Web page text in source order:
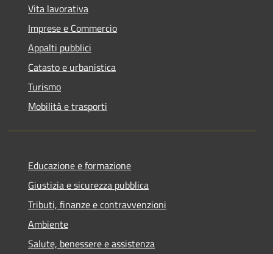
Vita lavorativa
Imprese e Commercio
Appalti pubblici
Catasto e urbanistica
Turismo
Mobilità e trasporti
Educazione e formazione
Giustizia e sicurezza pubblica
Tributi, finanze e contravvenzioni
Ambiente
Salute, benessere e assistenza